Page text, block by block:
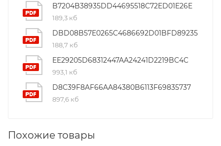
B7204B38935DD44695518C72ED01E26E
189,3 кб
DBD08B57E0265C4686692D01BFD89235
188,7 кб
EE29205D68312447AA24241D2219BC4C
993,1 кб
D8C39F8AF66AA84380B6113F69835737
897,6 кб
Похожие товары